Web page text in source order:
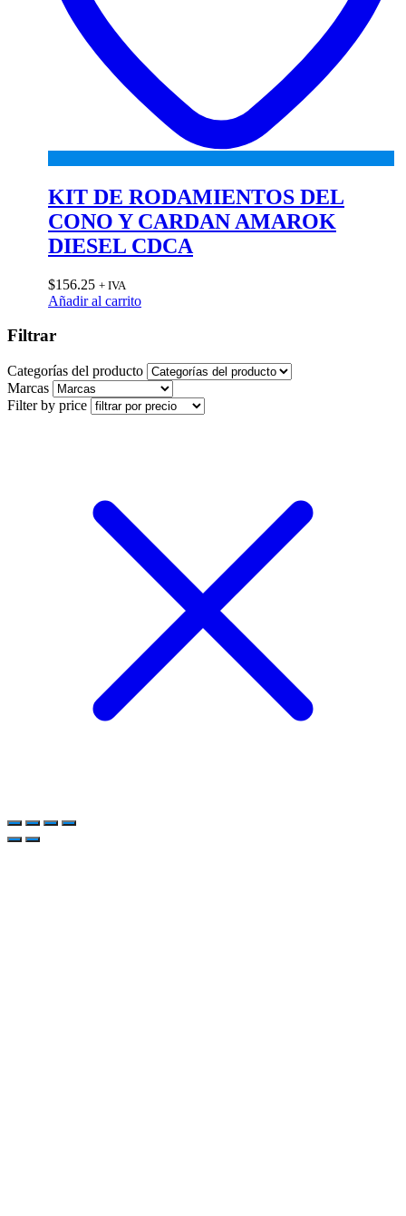
KIT DE RODAMIENTOS DEL
CONO Y CARDAN AMAROK
DIESEL CDCA
$156.25 + IVA
Añadir al carrito
Filtrar
Categorías del producto
Marcas
Filter by price